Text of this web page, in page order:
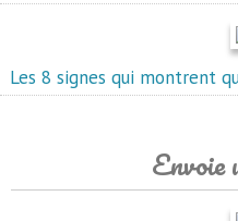
Les 8 signes qui montrent
Envoie